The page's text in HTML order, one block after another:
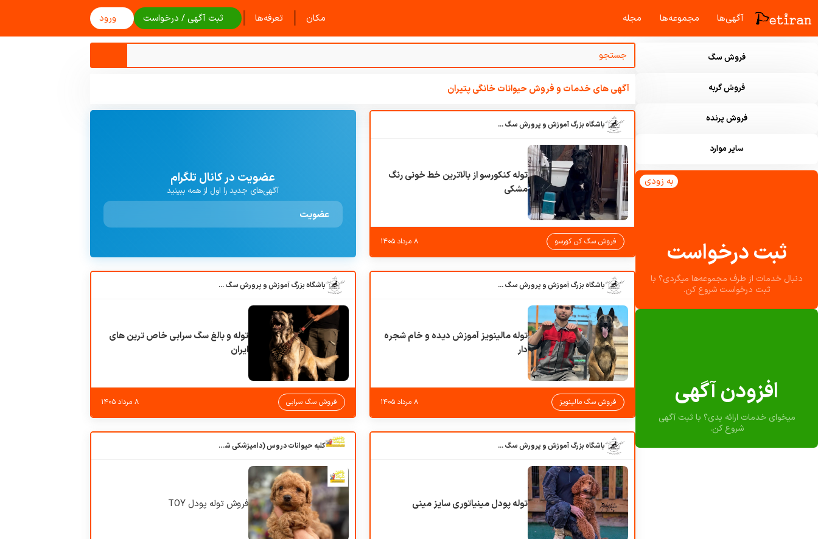
آگهی‌ها مجموعه‌ها مجله‌ مکان | تعرفه‌ها | ثبت آگهی / درخواست ورود
فروش سگ
فروش گربه
فروش پرنده
سایر موارد
ثبت درخواست
دنبال خدمات از طرف مجموعه‌ها میگردی؟ با
ثبت درخواست شروع کن.
به زودی
افزودن آگهی
میخوای خدمات ارائه بدی؟ با ثبت آگهی
شروع کن.
آگهی های خدمات و فروش حیوانات خانگی پتیران
باشگاه بزرگ آموزش و پرورش سگ کوهرج کنل
توله کنکورسو از بالاترین خط خونی رنگ
مشکی
فروش سگ کن کورسو ۸ مرداد ۱۴۰۵
عضویت در کانال تلگرام
آگهی‌های جدید را اول از همه ببینید
عضویت
باشگاه بزرگ آموزش و پرورش سگ کوهرج کنل
توله مالینویز آموزش دیده و خام شجره
دار
فروش سگ مالینویز ۸ مرداد ۱۴۰۵
باشگاه بزرگ آموزش و پرورش سگ کوهرج کنل
توله و بالغ سگ سرابی خاص ترین های
ایران
فروش سگ سرابی ۸ مرداد ۱۴۰۵
باشگاه بزرگ آموزش و پرورش سگ کوهرج کنل
توله پودل مینیاتوری سایز مینی
کلبه حیوانات دروس (دامپزشکی شهرزاد)
فروش توله پودل TOY